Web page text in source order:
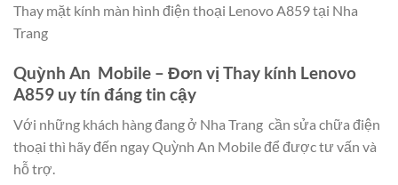
Thay mặt kính màn hình điện thoại Lenovo A859 tại Nha
Trang
Quỳnh An Mobile – Đơn vị Thay kính Lenovo
A859 uy tín đáng tin cậy
Với những khách hàng đang ở Nha Trang cần sửa chữa điện
thoại thì hãy đến ngay Quỳnh An Mobile để được tư vấn và
hỗ trợ.